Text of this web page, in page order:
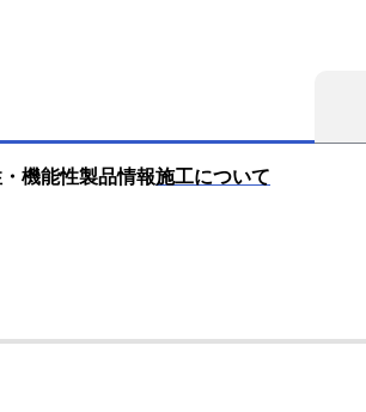
機能性製品情報施工について